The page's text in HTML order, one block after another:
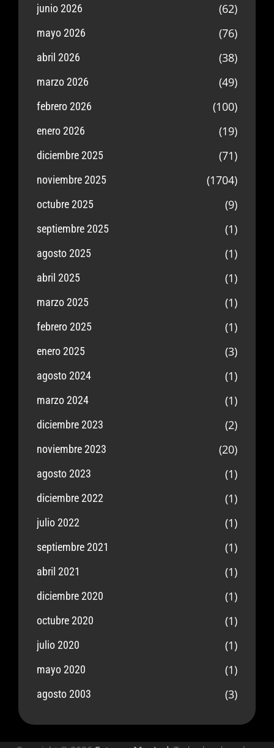
junio 2026 (62)
mayo 2026 (76)
abril 2026 (38)
marzo 2026 (49)
febrero 2026 (100)
enero 2026 (19)
diciembre 2025 (71)
noviembre 2025 (1704)
octubre 2025 (9)
septiembre 2025 (1)
agosto 2025 (1)
abril 2025 (1)
marzo 2025 (1)
febrero 2025 (1)
enero 2025 (3)
agosto 2024 (1)
marzo 2024 (1)
diciembre 2023 (2)
noviembre 2023 (20)
agosto 2023 (1)
diciembre 2022 (1)
julio 2022 (1)
septiembre 2021 (1)
abril 2021 (1)
diciembre 2020 (1)
octubre 2020 (1)
julio 2020 (1)
mayo 2020 (1)
agosto 2003 (3)